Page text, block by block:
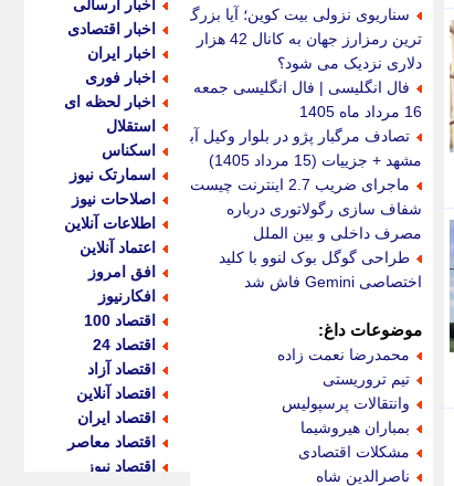
سناریوی نزولی بیت کوین؛ آیا بزرگ
ترین رمزارز جهان به کانال 42 هزار
دلاری نزدیک می شود؟
فال انگلیسی | فال انگلیسی جمعه
16 مرداد ماه 1405
تصادف مرگبار پژو در بلوار وکیل آباد
مشهد + جزییات (15 مرداد 1405)
ماجرای ضریب 2.7 اینترنت چیست؟
شفاف سازی رگولاتوری درباره
مصرف داخلی و بین الملل
طراحی گوگل بوک لنوو با کلید
اختصاصی Gemini فاش شد
موضوعات داغ:
محمدرضا نعمت زاده
تیم تروریستی
وانتقالات پرسپولیس
بمباران هیروشیما
مشکلات اقتصادی
ناصرالدین شاه
اخبار ارسالی
اخبار اقتصادی
اخبار ایران
اخبار فوری
اخبار لحظه ای
استقلال
اسکناس
اسمارتک نیوز
اصلاحات نیوز
اطلاعات آنلاین
اعتماد آنلاین
افق امروز
افکارنیوز
اقتصاد 100
اقتصاد 24
اقتصاد آزاد
اقتصاد آنلاین
اقتصاد ایران
اقتصاد معاصر
اقتصاد نیوز